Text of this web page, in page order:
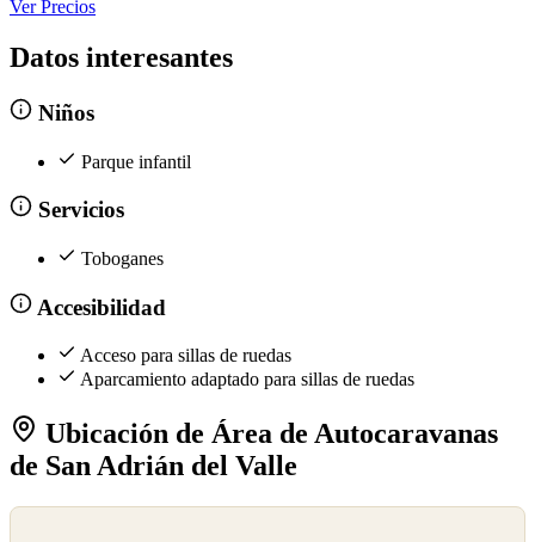
Ver Precios
Datos interesantes
Niños
Parque infantil
Servicios
Toboganes
Accesibilidad
Acceso para sillas de ruedas
Aparcamiento adaptado para sillas de ruedas
Ubicación de Área de Autocaravanas
de San Adrián del Valle